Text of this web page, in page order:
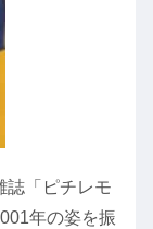
誌「ピチレモ
年の姿を振